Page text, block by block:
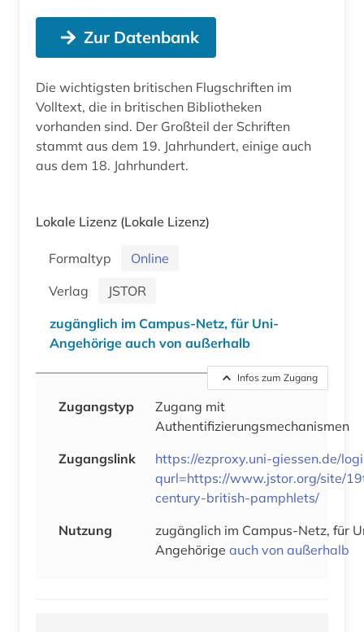
Zur Datenbank
Die wichtigsten britischen Flugschriften im
Volltext, die in britischen Bibliotheken
vorhanden sind. Der Großteil der Schriften
stammt aus dem 19. Jahrhundert, einige auch
aus dem 18. Jahrhundert.
Lokale Lizenz (Lokale Lizenz)
Formaltyp
Online
Verlag
JSTOR
zugänglich im Campus-Netz, für Uni-
Angehörige auch von außerhalb
Infos zum Zugang
Zugangstyp
Zugang mit
Authentifizierungsmechanismen
Zugangslink
https://ezproxy.uni-giessen.de/
qurl=https://www.jstor.org/site/
century-british-pamphlets/
Nutzung
zugänglich im Campus-Netz, für
Angehörige auch von außerhalb